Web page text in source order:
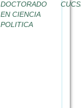
DOCTORADO
EN CIENCIA
POLITICA